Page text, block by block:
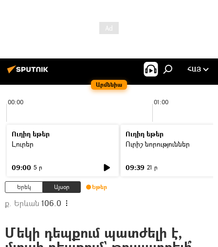
Արմենիա
ՀԱՅ
00:00 01:00
Ուղիղ եթեր
Լուրեր
09:00 5 ր
Ուղիղ եթեր
Ուրիշ նորություններ
09:39 21 ր
Երեկ Այսօր Եթեր
ք. Երևան 106.0
Մեկի դեպքում պատժելի է,